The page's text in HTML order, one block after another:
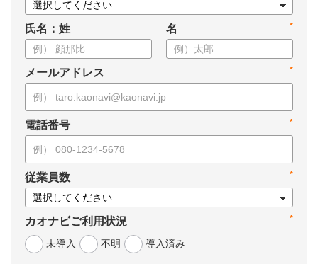
氏名：姓 *
名
*
メールアドレス
*
電話番号
*
従業員数
*
カオナビご利用状況
未導入
不明 導入済み